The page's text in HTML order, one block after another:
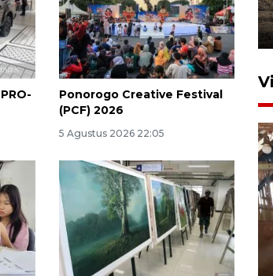
Ponorogo Creative Festival
(PCF) 2026
5 Agustus 2026 22:05
perkuat operasi udara
karhutla di Gunung